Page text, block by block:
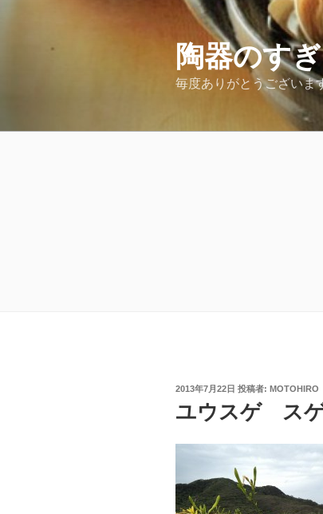
陶器のす
毎度ありがとうございま
投
2013年7月22日 投稿者: MOTOHIRO
ユウスゲ ス